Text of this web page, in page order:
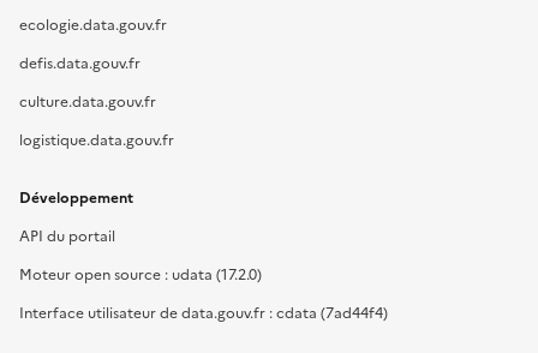
ecologie.data.gouv.fr
defis.data.gouv.fr
culture.data.gouv.fr
logistique.data.gouv.fr
Développement
API du portail
Moteur open source : udata (17.2.0)
Interface utilisateur de data.gouv.fr : cdata (7ad44f4)